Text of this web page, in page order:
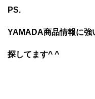
PS.
YAMADA商品情報に強
探してます^ ^